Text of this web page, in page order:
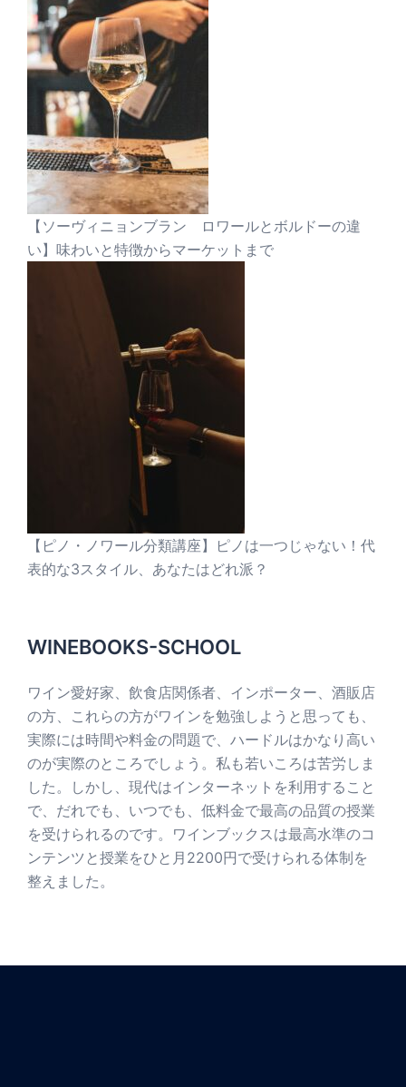
【ソーヴィニョンブラン ロワールとボルドーの違
い】味わいと特徴からマーケットまで
【ピノ・ノワール分類講座】ピノは一つじゃない！代
表的な3スタイル、あなたはどれ派？
WINEBOOKS-SCHOOL
ワイン愛好家、飲食店関係者、インポーター、酒販店
の方、これらの方がワインを勉強しようと思っても、
実際には時間や料金の問題で、ハードルはかなり高い
のが実際のところでしょう。私も若いころは苦労しま
した。しかし、現代はインターネットを利用すること
で、だれでも、いつでも、低料金で最高の品質の授業
を受けられるのです。ワインブックスは最高水準のコ
ンテンツと授業をひと月2200円で受けられる体制を
整えました。